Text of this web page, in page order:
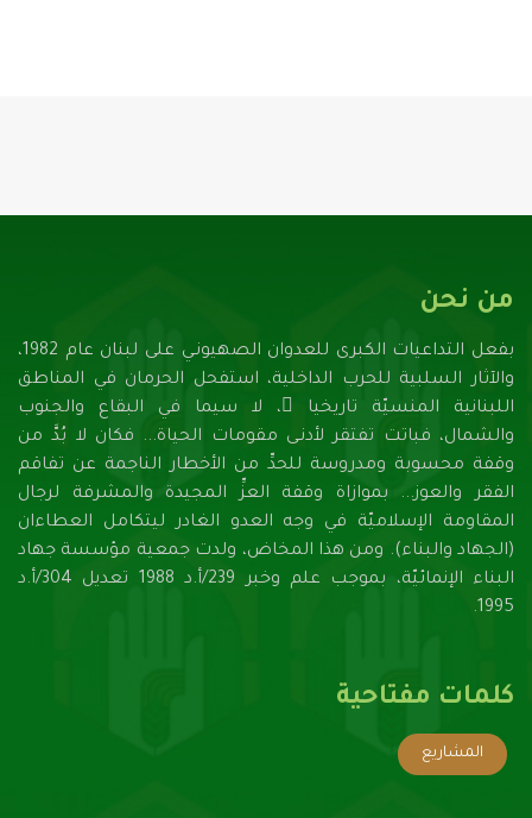
من نحن
بفعل التداعيات الكبرى للعدوان الصهيونـي على لبنان عام 1982،
والآثار السلبية للحرب الداخلية، استفحل الحرمان في المناطق
اللبنانية المنسيّة تاريخيا ً، لا سيما في البقاع والجنوب
والشمال، فباتت تفتقر لأدنـى مقومات الحياة... فكان لا بُدَّ من
وقفة محسوبة ومدروسة للحدِّ من الأخطار الناجمة عن تفاقم
الفقر والعوز... بموازاة وقفة العزِّ المجيدة والمشرفة لرجال
المقاومة الإسلاميّة في وجه العدو الغادر ليتكامل العطاءان
(الجهاد والبناء). ومن هذا المخاض، ولدت جمعية مؤسسة جهاد
البناء الإنمائيّة، بموجب علم وخبر 239/أ.د 1988 تعديل 304/أ.د
1995.
كلمات مفتاحية
المشاريع